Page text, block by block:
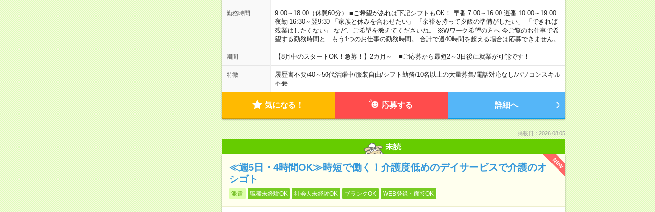
勤務時間
9:00～18:00（休憩60分） ■ご希望があれば下記シフトもOK！ 早番 7:00～16:00 遅番 10:00～19:00
夜勤 16:30～翌9:30 「家族と休みを合わせたい」 「余裕を持って夕飯の準備がしたい」 「できれば
残業はしたくない」 など、ご希望を教えてくださいね。 ※Wワーク希望の方へ 今ご覧のお仕事で希
望する勤務時間と、もう1つのお仕事の勤務時間。 合計で週40時間を超える場合は応募できません。
期間 【8月中のスタートOK！急募！】2カ月～ ■ご応募から最短2～3日後に就業が可能です！
特徴 履歴書不要/40～50代活躍中/服装自由/シフト勤務/10名以上の大量募集/電話対応なし/パソコンスキル
不要
気になる！ 応募する 詳細へ
掲載日：2026.08.05
未読
NEW
≪週5日・4時間OK≫時短で働く！介護度低めのデイサービスで介護のオ
シゴト
派遣 職種未経験OK 社会人未経験OK ブランクOK WEB登録・面接OK